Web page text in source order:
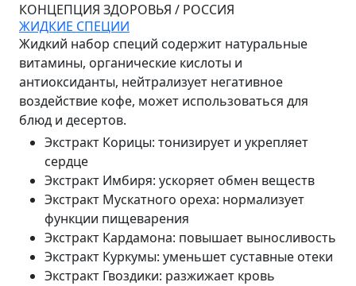
КОНЦЕПЦИЯ ЗДОРОВЬЯ / РОССИЯ
ЖИДКИЕ СПЕЦИИ
Жидкий набор специй содержит натуральные
витамины, органические кислоты и
антиоксиданты, нейтрализует негативное
воздействие кофе, может использоваться для
блюд и десертов.
Экстракт Корицы: тонизирует и укрепляет
сердце
Экстракт Имбиря: ускоряет обмен веществ
Экстракт Мускатного ореха: нормализует
функции пищеварения
Экстракт Кардамона: повышает выносливость
Экстракт Куркумы: уменьшет суставные отеки
Экстракт Гвоздики: разжижает кровь